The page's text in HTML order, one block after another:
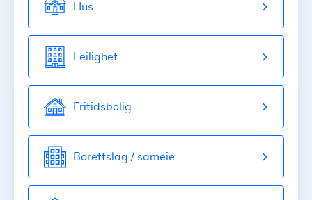
Hus
Leilighet
Fritidsbolig
Borettslag / sameie